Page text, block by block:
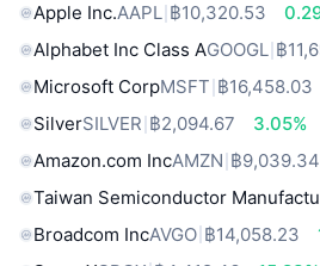
Apple Inc.AAPL ฿10,320.53
Alphabet Inc Class AGOOGL ฿
Microsoft CorpMSFT ฿16,458.03
SilverSILVER ฿2,094.67
3.05%
Amazon.com IncAMZN ฿9,039.34
Taiwan Semiconductor
Broadcom IncAVGO ฿14,058.23